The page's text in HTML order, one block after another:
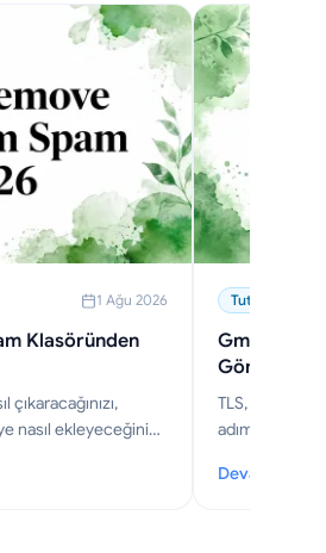
1 Ağu 2026
Klasöründen
nasıl ekleyeceğinizi,
Nasıl Çıkarırsınız
Tutorials
Gmail ve
Gönderilir
TLS, Gizli
adımlarla
Devamını oku
: Gmail ve